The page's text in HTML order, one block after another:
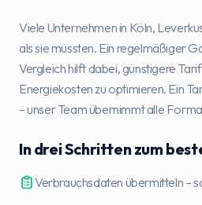
Viele Unternehmen in Köln,
als sie müssten. Ein regelmäßiger
Vergleich hilft dabei, günstigere
Energiekosten zu optimieren. Ein
– unser Team übernimmt alle
In drei Schritten zum
Verbrauchsdaten übermitteln –